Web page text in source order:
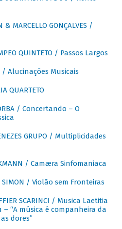
& MARCELLO GONÇALVES /
QUINTETO / Passos Largos
/ Alucinações Musicais
QUARTETO
/ Concertando – O
GRUPO / Multiplicidades
/ Camæra Sinfomaniaca
SIMON / Violão sem Fronteiras
SCARINCI / Musica Laetitia
– “A música é companheira da
dores”